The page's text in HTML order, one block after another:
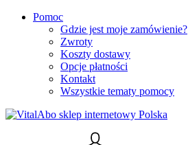
Pomoc
Gdzie jest moje zamówienie?
Zwroty
Koszty dostawy
Opcje płatności
Kontakt
Wszystkie tematy pomocy